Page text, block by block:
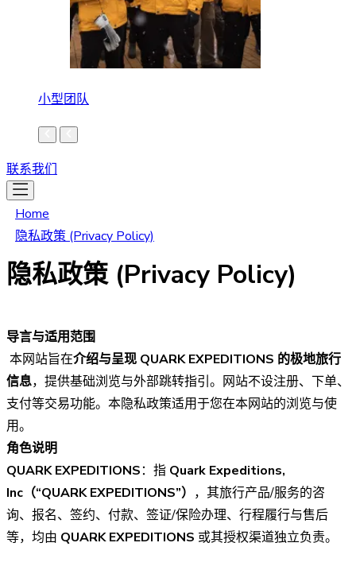
小型团队
联系我们
Home
隐私政策 (Privacy Policy)
隐私政策 (Privacy Policy)
导言与适用范围
本网站旨在介绍与呈现 QUARK EXPEDITIONS 的极地旅行
信息，提供基础浏览与外部跳转指引。网站不设注册、下单、
支付等交易功能。本隐私政策适用于您在本网站的浏览与使
用。
角色说明
QUARK EXPEDITIONS：指 Quark Expeditions,
Inc（“QUARK EXPEDITIONS”） ，其旅行产品/服务的咨
询、报名、签约、付款、签证/保险办理、行程履行与售后
等，均由 QUARK EXPEDITIONS 或其授权渠道独立负责。